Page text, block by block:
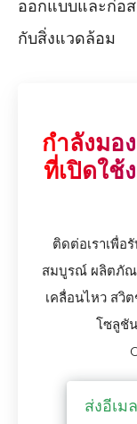
ออกแบบและก่อ
กับสิ่งแวดล้อม
กำลังมอ
ที่เปิดใช้
ติดต่อเราเพื่อ
สมบูรณ์ ผลิตภัณ
เคลื่อนไหว สวิ
โซลูชั
ส่งอีเมล